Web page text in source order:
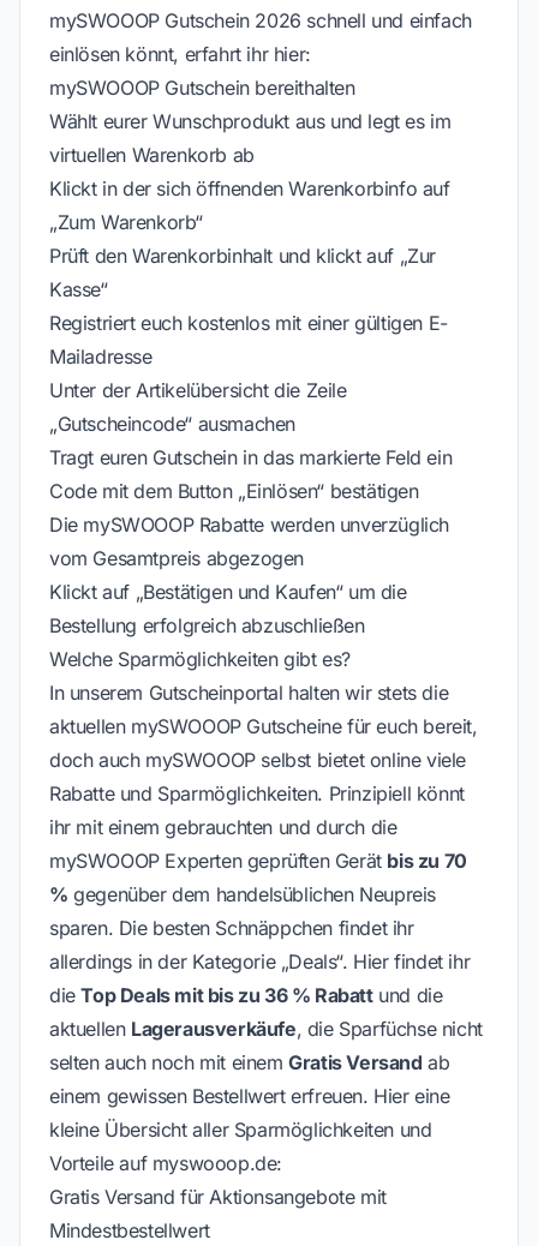
mySWOOOP Gutschein 2026 schnell und einfach
einlösen könnt, erfahrt ihr hier:
mySWOOOP Gutschein bereithalten
Wählt eurer Wunschprodukt aus und legt es im
virtuellen Warenkorb ab
Klickt in der sich öffnenden Warenkorbinfo auf
„Zum Warenkorb“
Prüft den Warenkorbinhalt und klickt auf „Zur
Kasse“
Registriert euch kostenlos mit einer gültigen E-
Mailadresse
Unter der Artikelübersicht die Zeile
„Gutscheincode“ ausmachen
Tragt euren Gutschein in das markierte Feld ein
Code mit dem Button „Einlösen“ bestätigen
Die mySWOOOP Rabatte werden unverzüglich
vom Gesamtpreis abgezogen
Klickt auf „Bestätigen und Kaufen“ um die
Bestellung erfolgreich abzuschließen
Welche Sparmöglichkeiten gibt es?
In unserem Gutscheinportal halten wir stets die
aktuellen mySWOOOP Gutscheine für euch bereit,
doch auch mySWOOOP selbst bietet online viele
Rabatte und Sparmöglichkeiten. Prinzipiell könnt
ihr mit einem gebrauchten und durch die
mySWOOOP Experten geprüften Gerät bis zu 70
% gegenüber dem handelsüblichen Neupreis
sparen. Die besten Schnäppchen findet ihr
allerdings in der Kategorie „Deals“. Hier findet ihr
dieTop Deals mit bis zu 36 % Rabattund die
aktuellen Lagerausverkäufe, die Sparfüchse nicht
selten auch noch mit einemGratis Versand ab
einem gewissen Bestellwert erfreuen. Hier eine
kleine Übersicht aller Sparmöglichkeiten und
Vorteile auf myswooop.de:
Gratis Versand für Aktionsangebote mit
Mindestbestellwert